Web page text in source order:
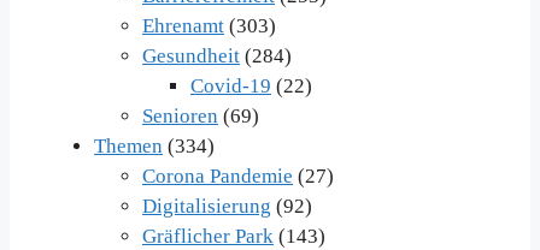
Ehrenamt (303)
Gesundheit (284)
Covid-19 (22)
Senioren (69)
Themen (334)
Corona Pandemie (27)
Digitalisierung (92)
Gräflicher Park (143)